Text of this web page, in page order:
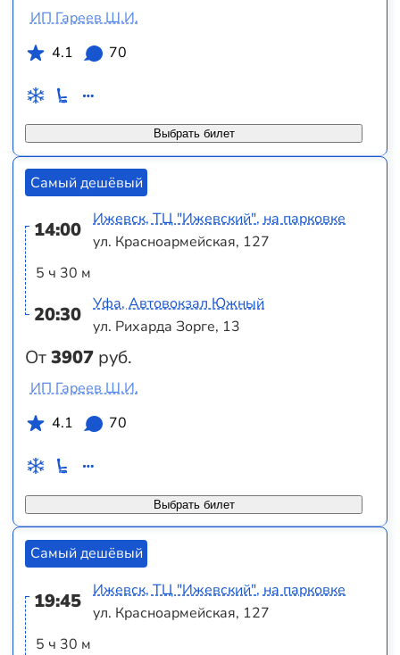
Выбрать билет
ИП Гареев Ш.И.
4.1
70
Самый дешёвый
14:00
5 ч 30 м
20:30
От3907 руб.
Ижевск, ТЦ "Ижевский", на парковке
ул. Красноармейская, 127
Уфа, Автовокзал Южный
ул. Рихарда Зорге, 13
Выбрать билет
ИП Гареев Ш.И.
4.1
70
Самый дешёвый
19:45
5 ч 30 м
Ижевск, ТЦ "Ижевский", на парковке
ул. Красноармейская, 127